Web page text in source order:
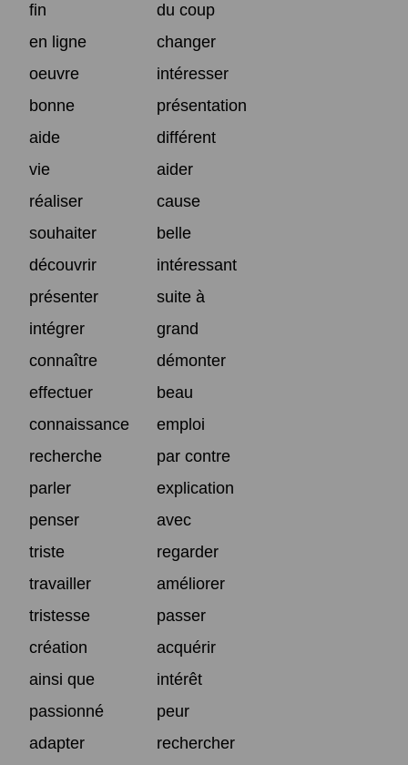
fin
du coup
en ligne
changer
oeuvre
intéresser
bonne
présentation
aide
différent
vie
aider
réaliser
cause
souhaiter
belle
découvrir
intéressant
présenter
suite à
intégrer
grand
connaître
démonter
effectuer
beau
connaissance
emploi
recherche
par contre
parler
explication
penser
avec
triste
regarder
travailler
améliorer
tristesse
passer
création
acquérir
ainsi que
intérêt
passionné
peur
adapter
rechercher